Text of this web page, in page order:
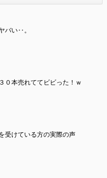
バい‥。
０本売れててビビった！ｗ
受けている方の実際の声